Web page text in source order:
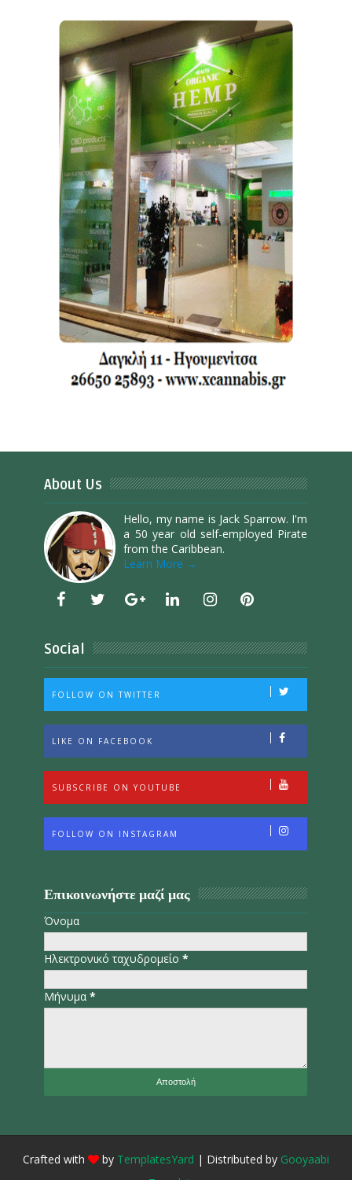
About Us
Hello, my name is Jack Sparrow. I'm
a 50 year old self-employed Pirate
from the Caribbean.
Learn More →
Social
FOLLOW ON TWITTER
LIKE ON FACEBOOK
SUBSCRIBE ON YOUTUBE
FOLLOW ON INSTAGRAM
Επικοινωνήστε μαζί μας
Όνομα
Ηλεκτρονικό ταχυδρομείο*
Μήνυμα*
Crafted with by TemplatesYard | Distributed by Gooyaabi